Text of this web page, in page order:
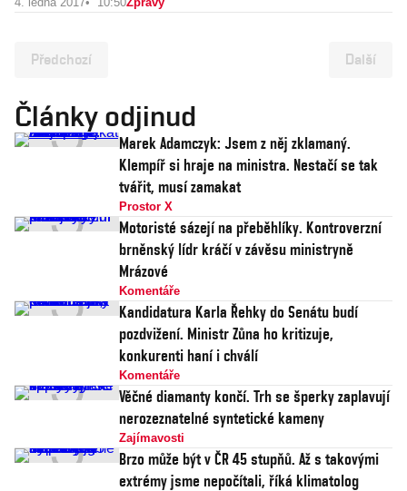
Předchozí Další
Články odjinud
Marek Adamczyk: Jsem z něj zklamaný.
Klempíř si hraje na ministra. Nestačí se tak
tvářit, musí zamakat
Prostor X
Motoristé sázejí na přeběhlíky. Kontroverzní
brněnský lídr kráčí v závěsu ministryně
Mrázové
Komentáře
Kandidatura Karla Řehky do Senátu budí
pozdvižení. Ministr Zůna ho kritizuje,
konkurenti haní i chválí
Komentáře
Věčné diamanty končí. Trh se šperky zaplavují
nerozeznatelné syntetické kameny
Zajímavosti
Brzo může být v ČR 45 stupňů. Až s takovými
extrémy jsme nepočítali, říká klimatolog